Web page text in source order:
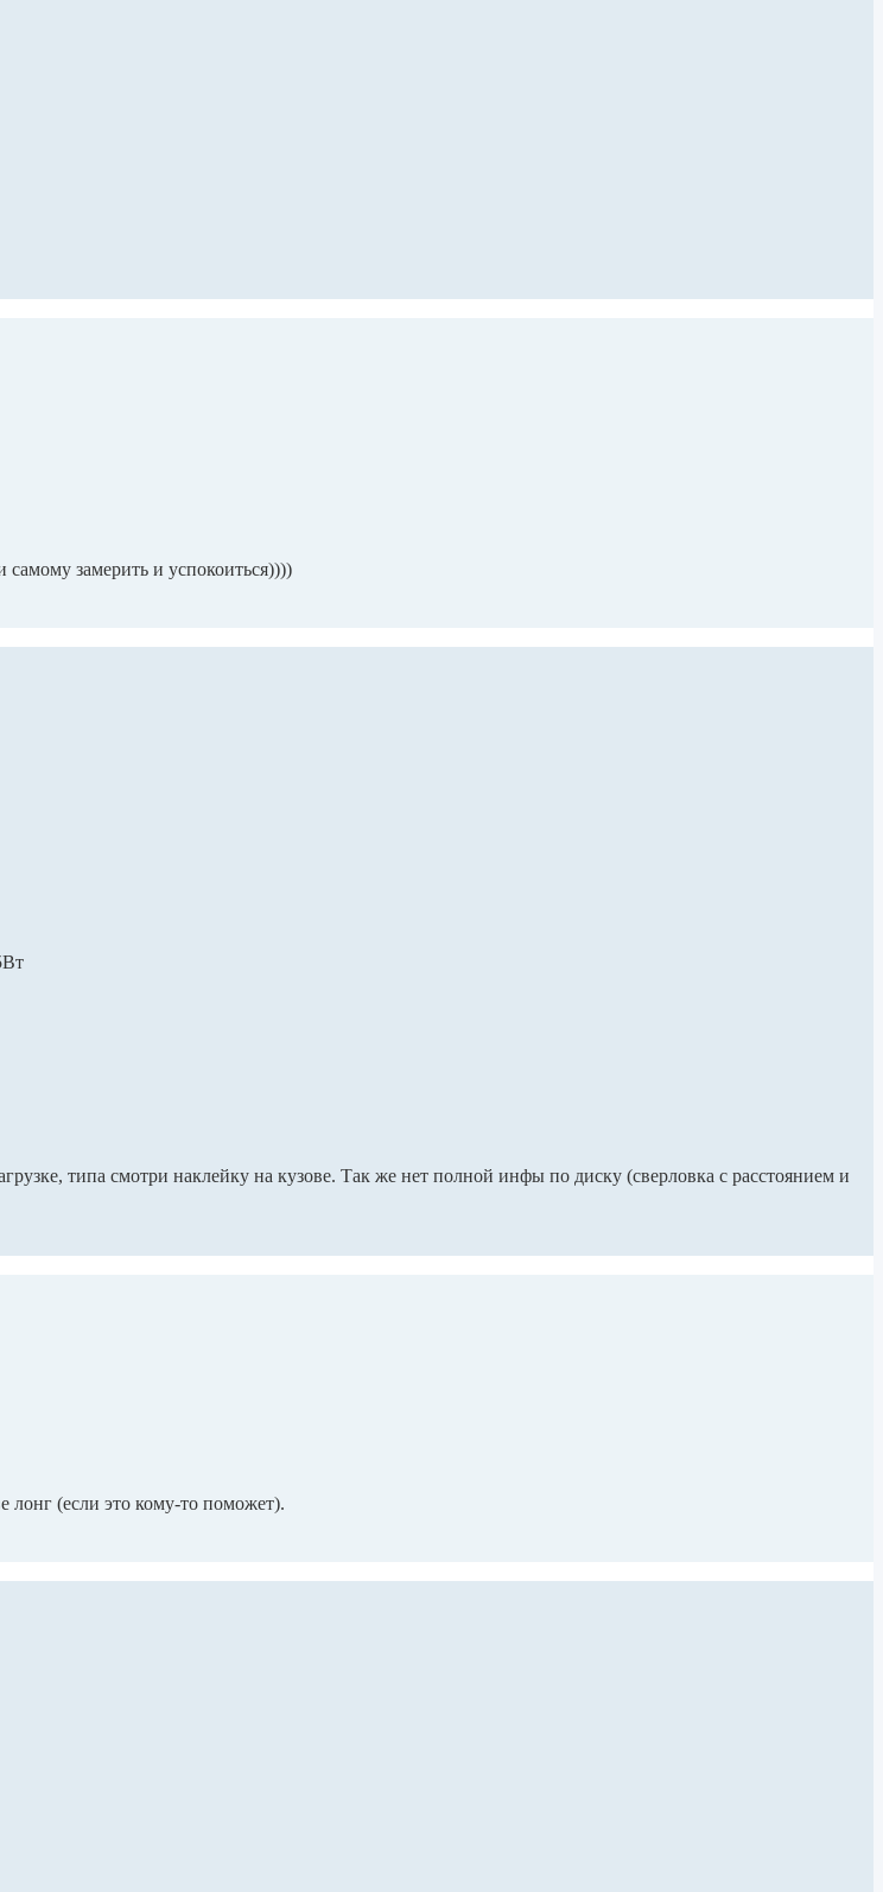
замерить и успокоиться))))
типа смотри наклейку на кузове. Так же нет полной инфы по диску (сверловка с расстоянием и
лонг (если это кому-то поможет).